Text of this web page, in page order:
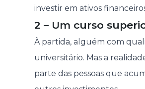
investir em ativos
2 – Um curso
À partida, alguém com
universitário. Mas a
parte das pessoas que